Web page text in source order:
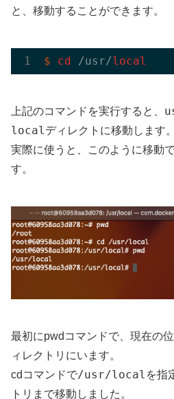
と、移動することができます。
$ cd /usr/local
上記のコマンドを実行すると、
local ディレクトに移動します。
実際に使うと、このように移動
す。
最初にpwdコマンドで、現在の
ィレクトリにいます。
cdコマンドで/usr/local を指
トリまで移動しました。